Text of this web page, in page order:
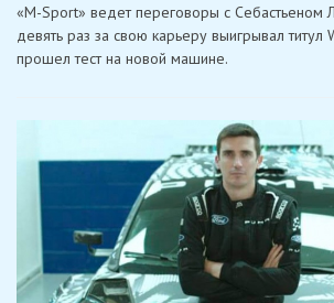
«M-Sport» ведет переговоры с Себастьеном
девять раз за свою карьеру выигрывал титул
прошел тест на новой машине.